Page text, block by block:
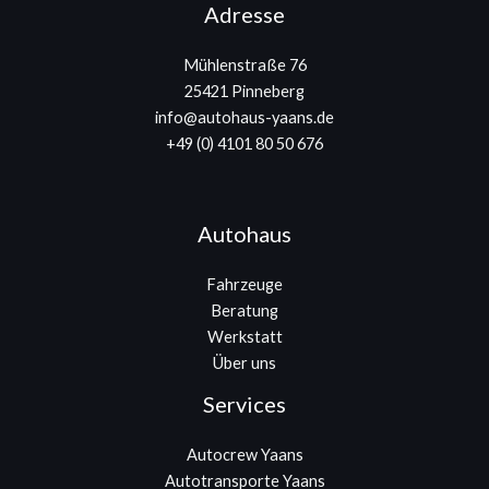
Adresse
Mühlenstraße 76
25421 Pinneberg
info@autohaus-yaans.de
+49 (0) 4101 80 50 676
Autohaus
Fahrzeuge
Beratung
Werkstatt
Über uns
Services
Autocrew Yaans
Autotransporte Yaans